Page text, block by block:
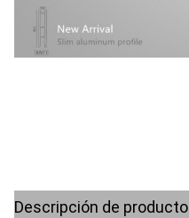
Descripción de producto